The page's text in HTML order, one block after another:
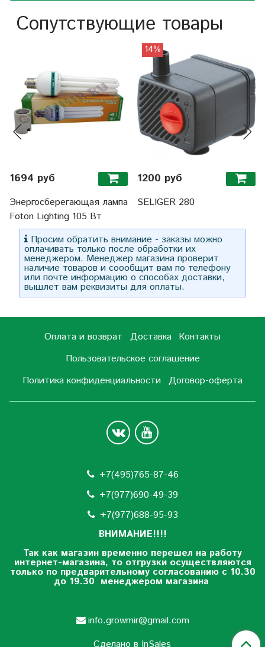
Сопутствующие товары
1694 руб
Энергосберегающая лампа
Foton Lighting 105 Вт
14%
1200 руб
SELIGER 280
Просим обратить внимание - заказы можно
оплачивать только после обработки их
менеджером. Менеджер магазина проверит
наличие товаров и соообщит вам по телефону
или почте информацию о способах доставки,
вышлет вам реквизиты для оплаты.
Оплата и возврат Доставка Контакты
Пользовательское соглашение
Политика конфиденциальности Договор-оферта
+7(495)765-87-46
+7(977)690-49-39
+7(977)688-95-93
ВНИМАНИЕ!!!!
Так как магазин временно перешел на работу
интернет-магазина, то отгрузки осуществляются
только по предварительному согласованию с 10.30
до 19.30 менеджером магазина
info.growmir@gmail.com